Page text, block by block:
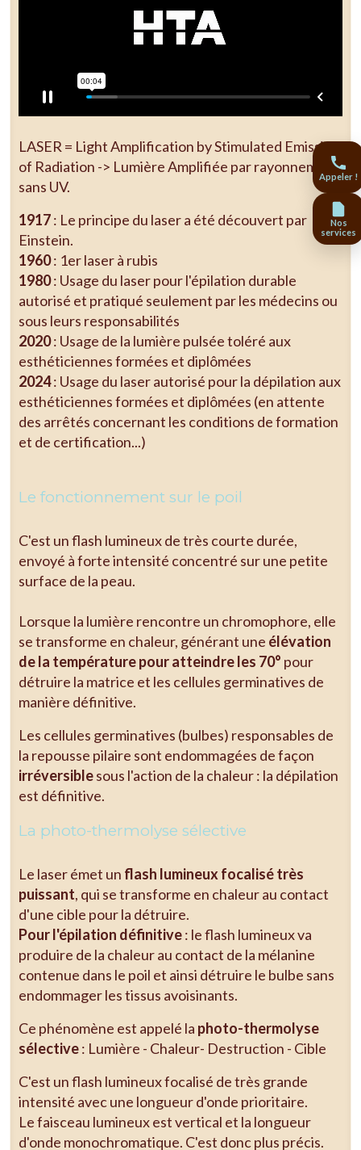
LASER = Light Amplification by Stimulated Emission
of Radiation -> Lumière Amplifiée par rayonnement
sans UV.
1917: Le principe du laser a été découvert par
Einstein.
1960: 1er laser à rubis
1980: Usage du laser pour l'épilation durable
autorisé et pratiqué seulement par les médecins ou
sous leurs responsabilités
2020: Usage de la lumière pulsée toléré aux
esthéticiennes formées et diplômées
2024: Usage du laser autorisé pour la dépilation aux
esthéticiennes formées et diplômées (en attente
des arrêtés concernant les conditions de formation
et de certification...)
Le fonctionnement sur le poil
C'est un flash lumineux de très courte durée,
envoyé à forte intensité concentré sur une petite
surface de la peau.
Lorsque la lumière rencontre un chromophore, elle
se transforme en chaleur, générant une élévation
de la température pour atteindre les 70° pour
détruire la matrice et les cellules germinatives de
manière définitive.
Les cellules germinatives (bulbes) responsables de
la repousse pilaire sont endommagées de façon
irréversiblesous l'action de la chaleur : la dépilation
est définitive.
La photo-thermolyse sélective
Le laser émet un flash lumineux focalisé très
puissant, qui se transforme en chaleur au contact
d'une cible pour la détruire.
Pour l'épilation définitive: le flash lumineux va
produire de la chaleur au contact de la mélanine
contenue dans le poil et ainsi détruire le bulbe sans
endommager les tissus avoisinants.
Ce phénomène est appelé la photo-thermolyse
sélective: Lumière - Chaleur- Destruction - Cible
C'est un flash lumineux focalisé de très grande
intensité avec une longueur d'onde prioritaire.
Le faisceau lumineux est vertical et la longueur
d'onde monochromatique. C'est donc plus précis.
Appeler !
Nos
services